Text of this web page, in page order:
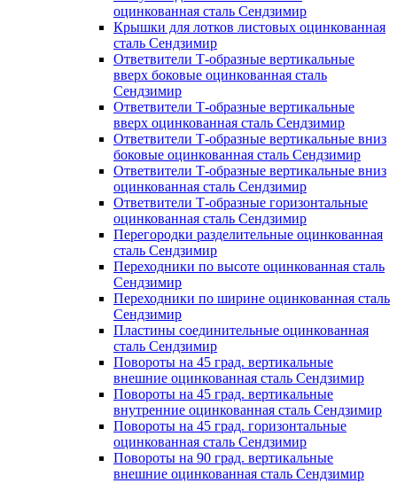
оцинкованная сталь Сендзимир
Крышки для лотков листовых оцинкованная
сталь Сендзимир
Ответвители Т-образные вертикальные
вверх боковые оцинкованная сталь
Сендзимир
Ответвители Т-образные вертикальные
вверх оцинкованная сталь Сендзимир
Ответвители Т-образные вертикальные вниз
боковые оцинкованная сталь Сендзимир
Ответвители Т-образные вертикальные вниз
оцинкованная сталь Сендзимир
Ответвители Т-образные горизонтальные
оцинкованная сталь Сендзимир
Перегородки разделительные оцинкованная
сталь Сендзимир
Переходники по высоте оцинкованная сталь
Сендзимир
Переходники по ширине оцинкованная сталь
Сендзимир
Пластины соединительные оцинкованная
сталь Сендзимир
Повороты на 45 град. вертикальные
внешние оцинкованная сталь Сендзимир
Повороты на 45 град. вертикальные
внутренние оцинкованная сталь Сендзимир
Повороты на 45 град. горизонтальные
оцинкованная сталь Сендзимир
Повороты на 90 град. вертикальные
внешние оцинкованная сталь Сендзимир